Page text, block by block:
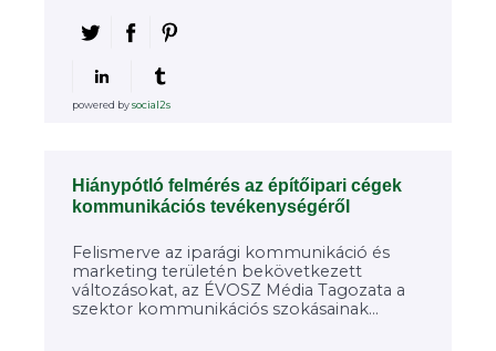
powered bysocial2s
Hiánypótló felmérés az építőipari cégek
kommunikációs tevékenységéről
Felismerve az iparági kommunikáció és
marketing területén bekövetkezett
változásokat, az ÉVOSZ Média Tagozata a
szektor kommunikációs szokásainak...